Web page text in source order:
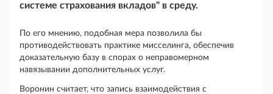
системе страхования вкладов" в среду.
По его мнению, подобная мера позволила бы
противодействовать практике мисселинга, обеспечив
доказательную базу в спорах о неправомерном
навязывании дополнительных услуг.
Воронин считает, что запись взаимодействия с